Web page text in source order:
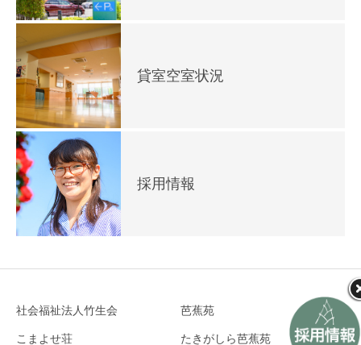
貸室空室状況
採用情報
社会福祉法人竹生会 芭蕉苑
こまよせ荘 たきがしら芭蕉苑